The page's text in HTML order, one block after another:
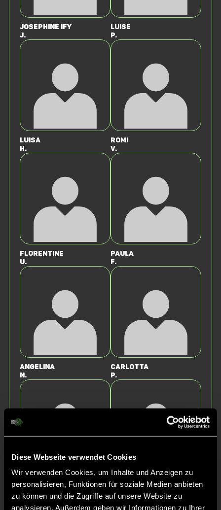
Diese Webseite verwendet Cookies
Wir verwenden Cookies, um Inhalte und Anzeigen zu
personalisieren, Funktionen für soziale Medien anbieten
zu können und die Zugriffe auf unsere Website zu
analysieren. Außerdem geben wir Informationen zu Ihrer
Josephine Ify
J.
Luise
P.
Luisa
H.
Romi
V.
Florentine
U.
Paula
F.
Angelina
N.
Carlotta
P.
Louisa
M.
Iliana
N.